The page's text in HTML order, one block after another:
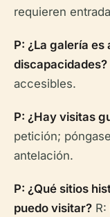
requieren
P: ¿La galería
discapacidades?
accesibles.
P: ¿Hay visitas
petición;
antelación.
P: ¿Qué sitios
puedo visitar?